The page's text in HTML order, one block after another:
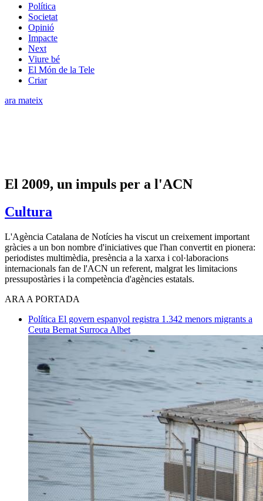
Política
Societat
Opinió
Impacte
Next
Viure bé
El Món de la Tele
Criar
ara mateix
El 2009, un impuls per a l'ACN
Cultura
L'Agència Catalana de Notícies ha viscut un creixement important
gràcies a un bon nombre d'iniciatives que l'han convertit en pionera:
periodistes multimèdia, presència a la xarxa i col·laboracions
internacionals fan de l'ACN un referent, malgrat les limitacions
pressupostàries i la competència d'agències estatals.
ARA A PORTADA
Política El govern espanyol registra 1.342 menors migrants a
Ceuta Bernat Surroca Albet